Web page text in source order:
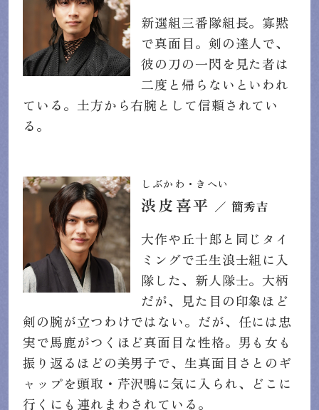
新選組三番隊組長。寡黙
で真面目。剣の達人で、
彼の刀の一閃を見た者は
二度と帰らないといわれ
ている。土方から右腕として信頼されてい
る。
しぶかわ・きへい
渋皮喜平 ／ 簡秀吉
大作や丘十郎と同じタイ
ミングで壬生浪士組に入
隊した、新人隊士。大柄
だが、見た目の印象ほど
剣の腕が立つわけではない。だが、任には忠
実で馬鹿がつくほど真面目な性格。男も女も
振り返るほどの美男子で、生真面目さとのギ
ャップを頭取・芹沢鴨に気に入られ、どこに
行くにも連れまわされている。